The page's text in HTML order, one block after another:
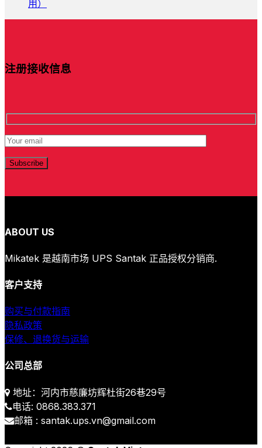
用）
注册接收信息
ABOUT US
Mikatek 是越南市场 UPS Santak 正品授权分销商.
客户支持
购买与付款指南
隐私政策
保修、退换货与运输
公司总部
地址：河内市慈廉坊辉杜街26巷29号
电话: 0868.383.371
邮箱 : santak.ups.vn@gmail.com